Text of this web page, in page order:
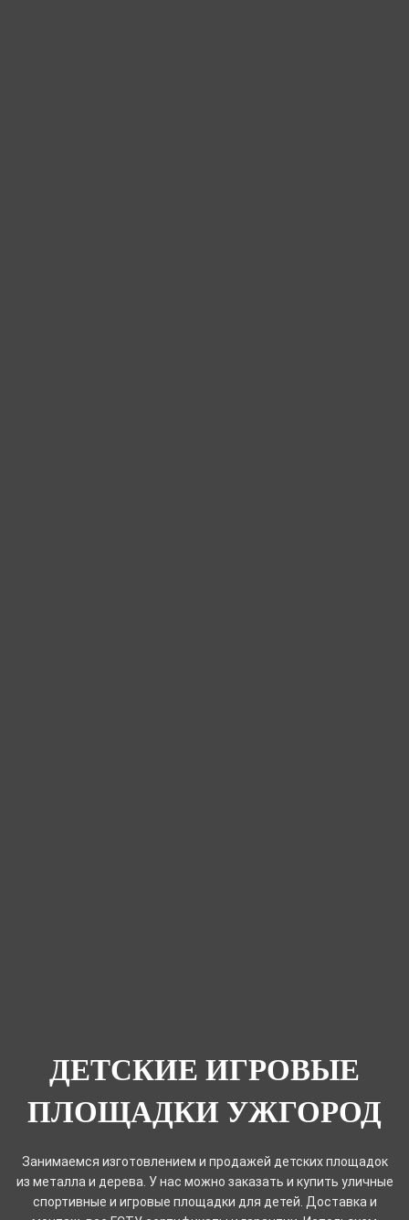
ДЕТСКИЕ ИГРОВЫЕ
ПЛОЩАДКИ УЖГОРОД
Занимаемся изготовлением и продажей детских площадок
из металла и дерева. У нас можно заказать и купить уличные
спортивные и игровые площадки для детей. Доставка и